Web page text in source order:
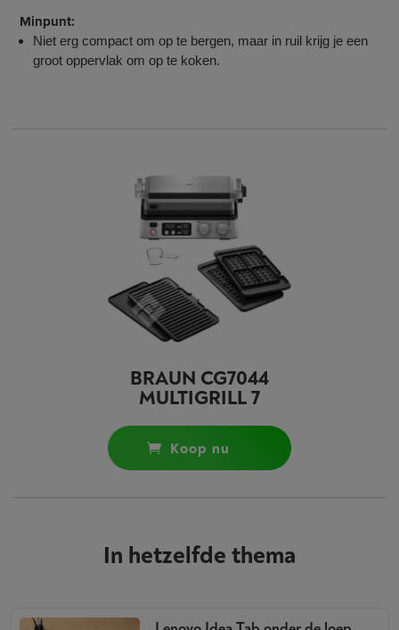
Minpunt:
Niet erg compact om op te bergen, maar in ruil krijg je een
groot oppervlak om op te koken.
BRAUN CG7044
MULTIGRILL 7
koop nu
In hetzelfde thema